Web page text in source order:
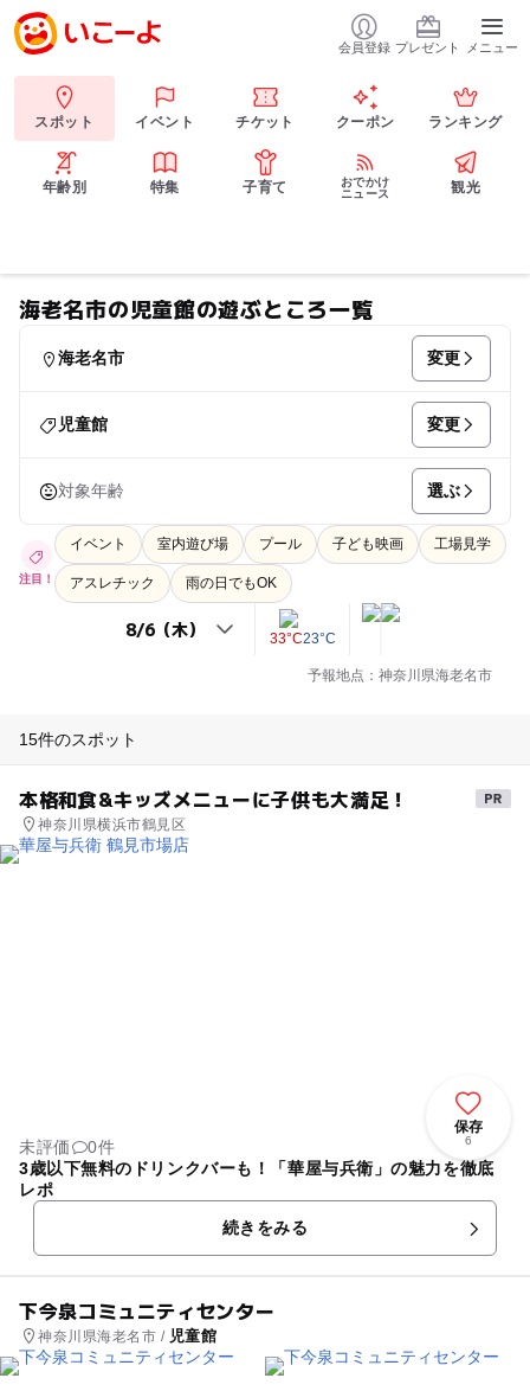
会員登録 プレゼント メニュー
スポット イベント チケット クーポン ランキング
年齢別 特集 子育て
おでかけ
ニュース
観光
海老名市の児童館の遊ぶところ一覧
海老名市 変更
児童館 変更
対象年齢 選ぶ
注目！
イベント 室内遊び場 プール 子ども映画 工場見学
アスレチック 雨の日でもOK
33°C23°C
予報地点：神奈川県海老名市
15件のスポット
本格和食&キッズメニューに子供も大満足！
神奈川県横浜市鶴見区
保存
6
未評価
0件
3歳以下無料のドリンクバーも！「華屋与兵衛」の魅力を徹底
レポ
続きをみる
下今泉コミュニティセンター
神奈川県海老名市 / 児童館